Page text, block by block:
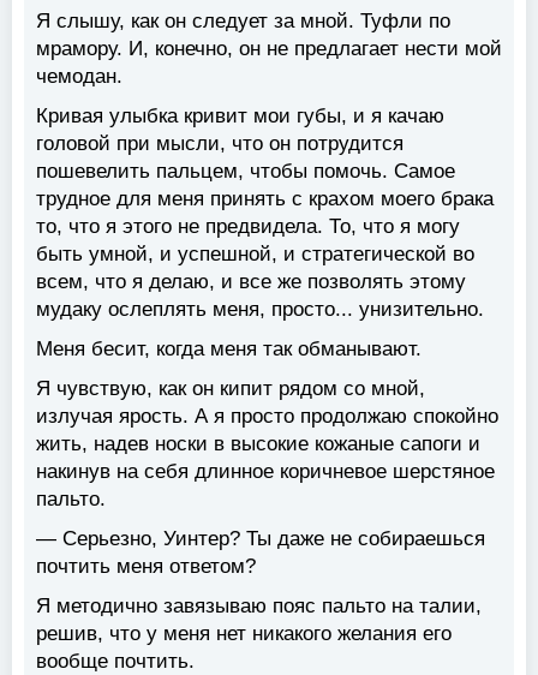
Я слышу, как он следует за мной. Туфли по
мрамору. И, конечно, он не предлагает нести мой
чемодан.
Кривая улыбка кривит мои губы, и я качаю
головой при мысли, что он потрудится
пошевелить пальцем, чтобы помочь. Самое
трудное для меня принять с крахом моего брака
то, что я этого не предвидела. То, что я могу
быть умной, и успешной, и стратегической во
всем, что я делаю, и все же позволять этому
мудаку ослеплять меня, просто... унизительно.
Меня бесит, когда меня так обманывают.
Я чувствую, как он кипит рядом со мной,
излучая ярость. А я просто продолжаю спокойно
жить, надев носки в высокие кожаные сапоги и
накинув на себя длинное коричневое шерстяное
пальто.
— Серьезно, Уинтер? Ты даже не собираешься
почтить меня ответом?
Я методично завязываю пояс пальто на талии,
решив, что у меня нет никакого желания его
вообще почтить.